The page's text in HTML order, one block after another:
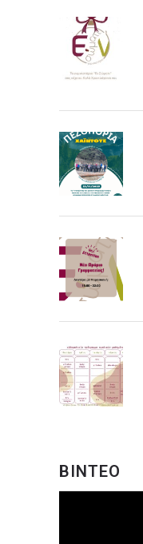
ΒΙΝΤΕΟ